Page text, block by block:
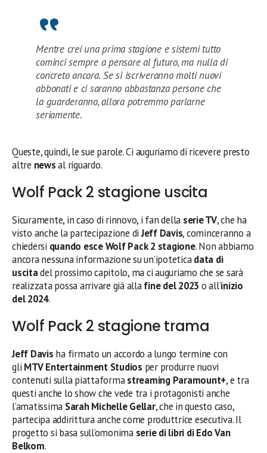
Mentre crei una prima stagione e sistemi tutto
cominci sempre a pensare al futuro, ma nulla di
concreto ancora. Se si iscriveranno molti nuovi
abbonati e ci saranno abbastanza persone che
la guarderanno, allora potremmo parlarne
seriamente.
Queste, quindi, le sue parole. Ci auguriamo di ricevere presto
altre newsal riguardo.
Wolf Pack 2 stagione uscita
Sicuramente, in caso di rinnovo, i fan della serie TV, che ha
visto anche la partecipazione diJeff Davis, cominceranno a
chiedersi quando esce Wolf Pack 2 stagione. Non abbiamo
ancora nessuna informazione su un’ipoteticadata di
uscitadel prossimo capitolo, ma ci auguriamo che se sarà
realizzata possa arrivare già allafine del 2023 o all’inizio
del 2024.
Wolf Pack 2 stagione trama
Jeff Davis ha firmato un accordo a lungo termine con
gli MTV Entertainment Studios per produrre nuovi
contenuti sulla piattaformastreaming Paramount+, e tra
questi anche lo show che vede tra i protagonisti anche
l’amatissima Sarah Michelle Gellar, che in questo caso,
partecipa addirittura anche come produttrice esecutiva. Il
progetto si basa sull’omonima serie di libri di Edo Van
Belkom.